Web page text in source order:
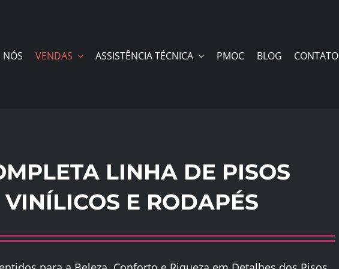
NÓS VENDAS ASSISTÊNCIA TÉCNICA PMOC BLOG CONTATO
LINHA DE PISOS
VINÍLICOS E RODAPÉS